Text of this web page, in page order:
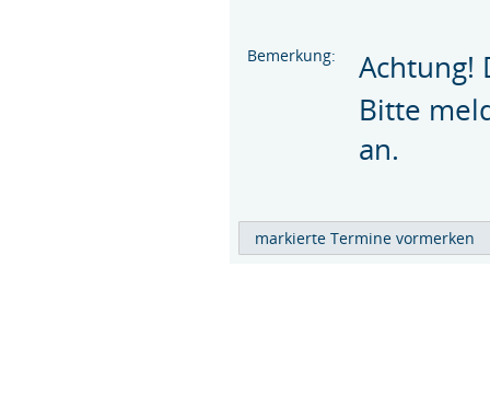
Bemerkung:
Achtung!
Bitte
an.